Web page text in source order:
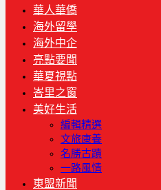
華人華僑
海外留學
海外中企
亮點要聞
華夏視點
峇里之窗
美好生活
編輯精選
文旅康養
名勝古蹟
一路風情
東盟新聞